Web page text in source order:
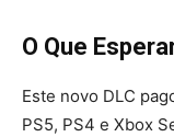
O Que
Este novo DLC
PS5, PS4 e Xbox